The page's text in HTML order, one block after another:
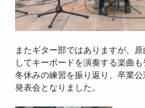
またギター部ではありますが、
してキーボードを演奏する楽曲も
冬休みの練習を振り返り、卒業公
発表会となりました。